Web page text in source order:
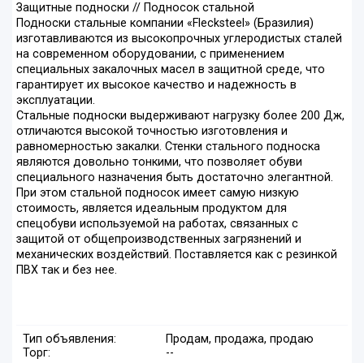
Защитные подноски // Подносок стальной
Подноски стальные компании «Flecksteel» (Бразилия)
изготавливаются из высокопрочных углеродистых сталей
на современном оборудовании, с применением
специальных закалочных масел в защитной среде, что
гарантирует их высокое качество и надежность в
эксплуатации.
Стальные подноски выдерживают нагрузку более 200 Дж,
отличаются высокой точностью изготовления и
равномерностью закалки. Стенки стального подноска
являются довольно тонкими, что позволяет обуви
специального назначения быть достаточно элегантной.
При этом стальной подносок имеет самую низкую
стоимость, является идеальным продуктом для
спецобуви используемой на работах, связанных с
защитой от общепроизводственных загрязнений и
механических воздействий. Поставляется как с резинкой
ПВХ так и без нее.
Тип объявления:
Продам, продажа, продаю
Торг:
--